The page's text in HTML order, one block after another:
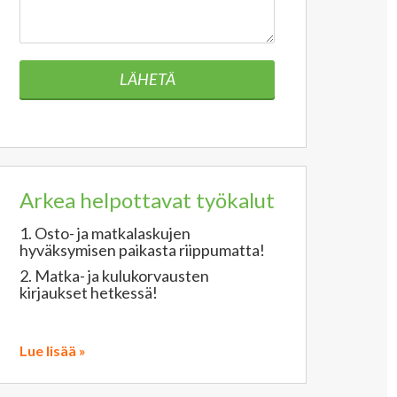
LÄHETÄ
Arkea helpottavat työkalut
1. Osto- ja matkalaskujen
hyväksymisen paikasta riippumatta!
2. Matka- ja kulukorvausten
kirjaukset hetkessä!
Lue lisää »